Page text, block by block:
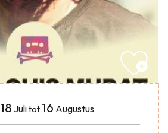
18 Julitot 16 Augustus